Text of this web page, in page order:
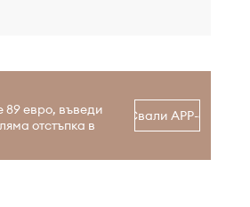
89 евро, въведи
отстъпка в
Свали APP-а